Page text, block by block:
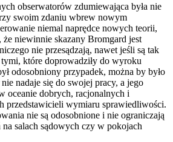
obserwatorów zdumiewająca była nie
swoim zdaniu wbrew nowym
niemal naprędce nowych teorii,
że niewinnie skazany Bromgard jest
nie przesądzają, nawet jeśli są tak
które doprowadziły do wyroku
odosobniony przypadek, można by było
nadaje się do swojej pracy, a jego
oceanie dobrych, racjonalnych i
przedstawicieli wymiaru sprawiedliwości.
nie są odosobnione i nie ograniczają
salach sądowych czy w pokojach